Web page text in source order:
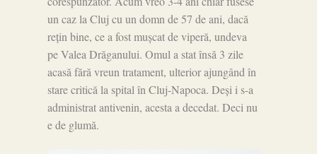
un caz la Cluj cu un domn de 57 de ani, dacă
rețin bine, ce a fost mușcat de viperă, undeva
pe Valea Drăganului. Omul a stat însă 3 zile
acasă fără vreun tratament, ulterior ajungând în
stare critică la spital în Cluj-Napoca. Deși i s-a
administrat antivenin, acesta a decedat. Deci nu
e de glumă.